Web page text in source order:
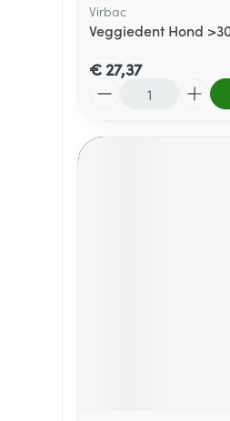
Virbac
Veggiedent Hond
€ 27,37